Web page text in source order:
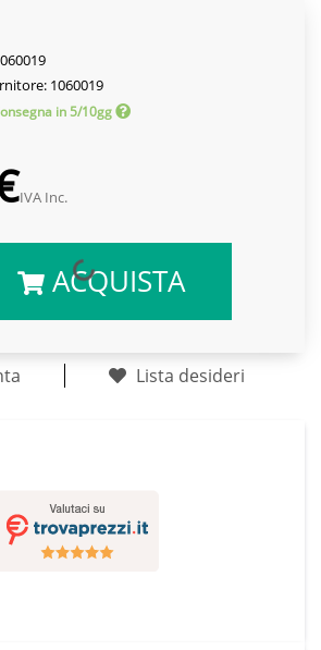
1060019
in 5/10gg
IVA Inc.
ACQUISTA
Lista desideri